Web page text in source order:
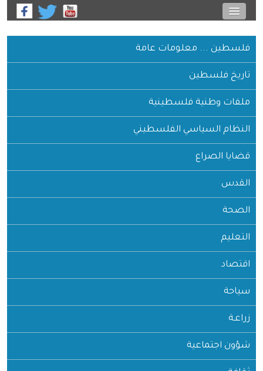
فلسطين ... معلومات عامة
تاريخ فلسطين
ملفات وطنية فلسطينية
النظام السياسي الفلسطيني
قضايا الصراع
القدس
الصحة
التعليم
اقتصاد
سياحة
زراعـة
شؤون اجتماعية